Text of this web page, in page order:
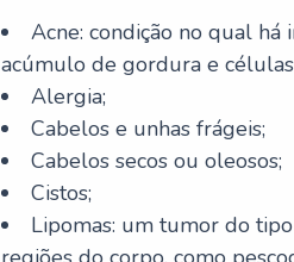
Acne: condição no qual
acúmulo de gordura e
Alergia;
Cabelos e unhas frágeis;
Cabelos secos ou oleosos;
Cistos;
Lipomas: um tumor do